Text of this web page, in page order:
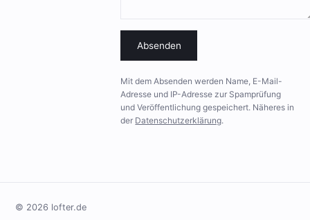
Absenden
Mit dem Absenden werden Name, E-Mail-
Adresse und IP-Adresse zur Spamprüfung
und Veröffentlichung gespeichert. Näheres in
der Datenschutzerklärung.
© 2026 lofter.de